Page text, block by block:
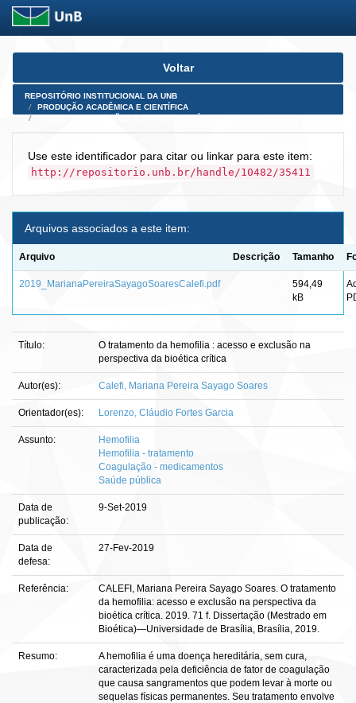
Skip
Voltar
REPOSITÓRIO INSTITUCIONAL DA UNB
PRODUÇÃO ACADÊMICA E CIENTÍFICA
Use este identificador para citar ou linkar para este item:
http://repositorio.unb.br/handle/10482/35411
Arquivos associados a este item:
Arquivo Descrição Tamanho
2019_MarianaPereiraSayagoSoaresCalefi.pdf
594,49
kB
Título:
O tratamento da hemofilia : acesso e exclusão na
perspectiva da bioética crítica
Autor(es): Calefi, Mariana Pereira Sayago Soares
Orientador(es): Lorenzo, Cláudio Fortes Garcia
Assunto:
Hemofilia
Hemofilia - tratamento
Coagulação - medicamentos
Saúde pública
Data de
publicação:
9-Set-2019
Data de
defesa:
27-Fev-2019
Referência:
CALEFI, Mariana Pereira Sayago Soares. O tratamento
da hemofilia: acesso e exclusão na perspectiva da
bioética crítica. 2019. 71 f. Dissertação (Mestrado em
Bioética)—Universidade de Brasília, Brasília, 2019.
Resumo:
A hemofilia é uma doença hereditária, sem cura,
caracterizada pela deficiência de fator de coagulação
que causa sangramentos que podem levar à morte ou
sequelas físicas permanentes. Seu tratamento envolve